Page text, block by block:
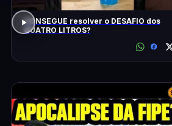
CONSEGUE resolver o DESAFIO dos
QUATRO LITROS?